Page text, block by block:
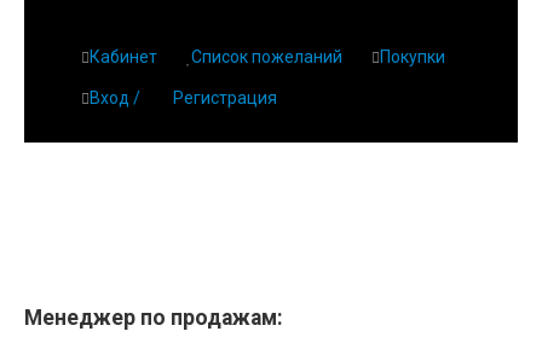
Кабинет Список пожеланий Покупки
Вход / Регистрация
Менеджер по продажам:
Парфюмерия
Отзывы